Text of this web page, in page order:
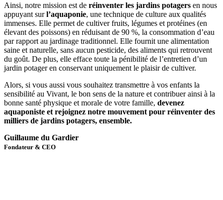
Ainsi, notre mission est de réinventer les jardins potagers en nous
appuyant surl’aquaponie, une technique de culture aux qualités
immenses. Elle permet de cultiver fruits, légumes et protéines (en
élevant des poissons) en réduisant de 90 %, la consommation d’eau
par rapport au jardinage traditionnel. Elle fournit une alimentation
saine et naturelle, sans aucun pesticide, des aliments qui retrouvent
du goût. De plus, elle efface toute la pénibilité de l’entretien d’un
jardin potager en conservant uniquement le plaisir de cultiver.
Alors, si vous aussi vous souhaitez transmettre à vos enfants la
sensibilité au Vivant, le bon sens de la nature et contribuer ainsi à la
bonne santé physique et morale de votre famille, devenez
aquaponiste et rejoignez notre mouvement pour réinventer des
milliers de jardins potagers, ensemble.
Guillaume du Gardier
Fondateur & CEO